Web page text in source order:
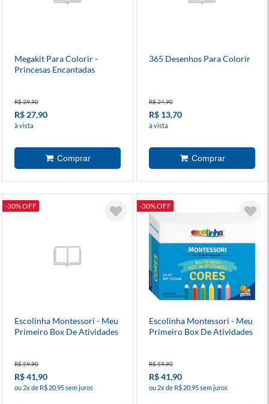
Megakit Para Colorir -
Princesas Encantadas
R$ 39,90
R$ 27,90
à vista
365 Desenhos Para Colorir
R$ 24,90
R$ 13,70
à vista
-30% OFF
Escolinha Montessori - Meu
Primeiro Box De Atividades
R$ 59,90
R$ 41,90
ou 2x de R$ 20,95 sem juros
-30% OFF
Escolinha Montessori - Meu
Primeiro Box De Atividades
R$ 59,90
R$ 41,90
ou 2x de R$ 20,95 sem juros